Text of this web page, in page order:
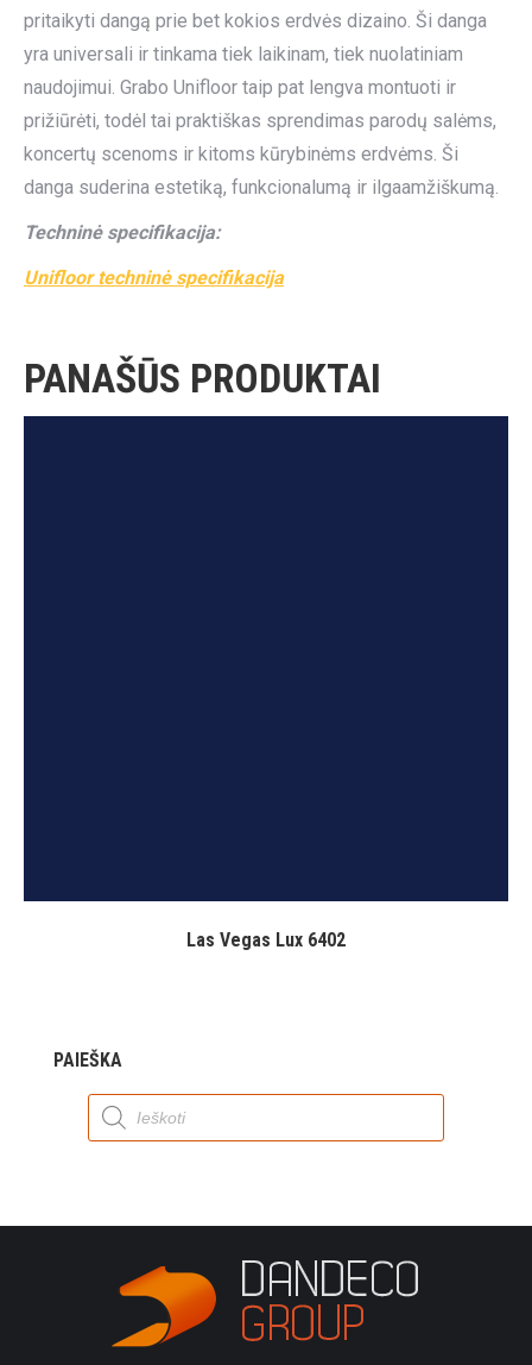
pritaikyti dangą prie bet kokios erdvės dizaino. Ši danga
yra universali ir tinkama tiek laikinam, tiek nuolatiniam
naudojimui. Grabo Unifloor taip pat lengva montuoti ir
prižiūrėti, todėl tai praktiškas sprendimas parodų salėms,
koncertų scenoms ir kitoms kūrybinėms erdvėms. Ši
danga suderina estetiką, funkcionalumą ir ilgaamžiškumą.
Techninė specifikacija:
Unifloor techninė specifikacija
PANAŠŪS PRODUKTAI
Las Vegas Lux 6402
PAIEŠKA
Products
search